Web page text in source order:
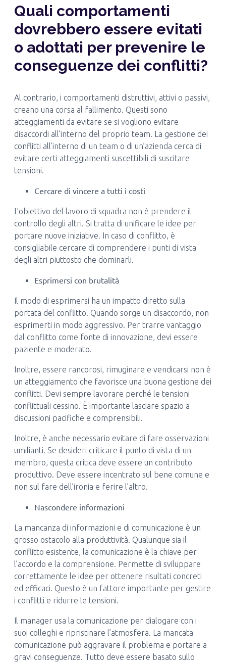
Quali comportamenti
dovrebbero essere evitati
o adottati per prevenire le
conseguenze dei conflitti?
Al contrario, i comportamenti distruttivi, attivi o passivi,
creano una corsa al fallimento. Questi sono
atteggiamenti da evitare se si vogliono evitare
disaccordi all’interno del proprio team. La gestione dei
conflitti all’interno di un team o di un’azienda cerca di
evitare certi atteggiamenti suscettibili di suscitare
tensioni.
Cercare di vincere a tutti i costi
L’obiettivo del lavoro di squadra non è prendere il
controllo degli altri. Si tratta di unificare le idee per
portare nuove iniziative. In caso di conflitto, è
consigliabile cercare di comprendere i punti di vista
degli altri piuttosto che dominarli.
Esprimersi con brutalità
Il modo di esprimersi ha un impatto diretto sulla
portata del conflitto. Quando sorge un disaccordo, non
esprimerti in modo aggressivo. Per trarre vantaggio
dal conflitto come fonte di innovazione, devi essere
paziente e moderato.
Inoltre, essere rancorosi, rimuginare e vendicarsi non è
un atteggiamento che favorisce una buona gestione dei
conflitti. Devi sempre lavorare perché le tensioni
conflittuali cessino. È importante lasciare spazio a
discussioni pacifiche e comprensibili.
Inoltre, è anche necessario evitare di fare osservazioni
umilianti. Se desideri criticare il punto di vista di un
membro, questa critica deve essere un contributo
produttivo. Deve essere incentrato sul bene comune e
non sul fare dell’ironia e ferire l’altro.
Nascondere informazioni
La mancanza di informazioni e di comunicazione è un
grosso ostacolo alla produttività. Qualunque sia il
conflitto esistente, la comunicazione è la chiave per
l’accordo e la comprensione. Permette di sviluppare
correttamente le idee per ottenere risultati concreti
ed efficaci. Questo è un fattore importante per gestire
i conflitti e ridurre le tensioni.
Il manager usa la comunicazione per dialogare con i
suoi colleghi e ripristinare l’atmosfera. La mancata
comunicazione può aggravare il problema e portare a
gravi conseguenze. Tutto deve essere basato sullo